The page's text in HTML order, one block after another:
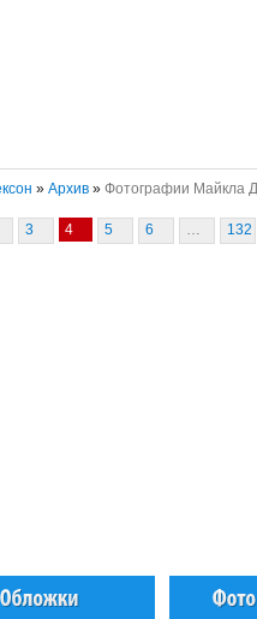
» Архив » Фотографии Майкла
3 4 5 6 … 132